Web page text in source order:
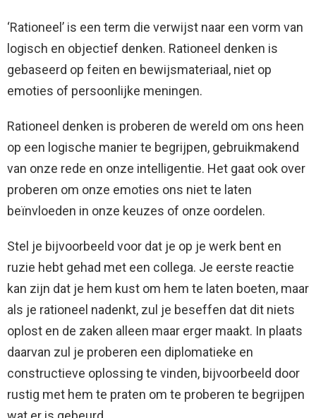
‘Rationeel’ is een term die verwijst naar een vorm van
logisch en objectief denken. Rationeel denken is
gebaseerd op feiten en bewijsmateriaal, niet op
emoties of persoonlijke meningen.
Rationeel denken is proberen de wereld om ons heen
op een logische manier te begrijpen, gebruikmakend
van onze rede en onze intelligentie. Het gaat ook over
proberen om onze emoties ons niet te laten
beïnvloeden in onze keuzes of onze oordelen.
Stel je bijvoorbeeld voor dat je op je werk bent en
ruzie hebt gehad met een collega. Je eerste reactie
kan zijn dat je hem kust om hem te laten boeten, maar
als je rationeel nadenkt, zul je beseffen dat dit niets
oplost en de zaken alleen maar erger maakt. In plaats
daarvan zul je proberen een diplomatieke en
constructieve oplossing te vinden, bijvoorbeeld door
rustig met hem te praten om te proberen te begrijpen